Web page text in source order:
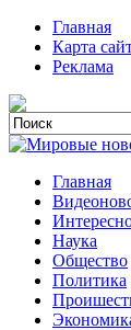
Главная
Карта
Реклама
Главная
Наука
Общество
Политика